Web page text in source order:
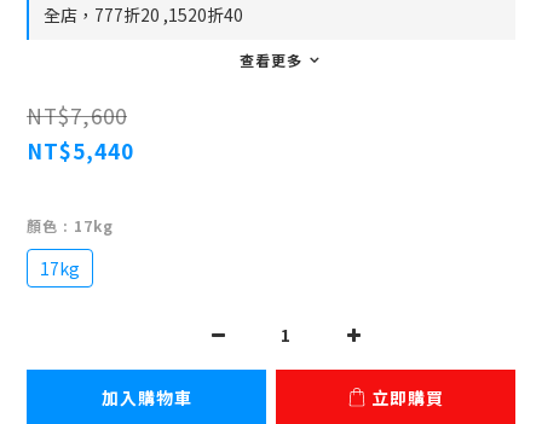
全店，777折20 ,1520折40
查看更多
NT$7,600
NT$5,440
顏色 : 17kg
17kg
加入購物車 立即購買